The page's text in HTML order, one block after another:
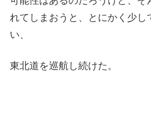
れてしまおうと、とにかく少
い、
東北道を巡航し続けた。